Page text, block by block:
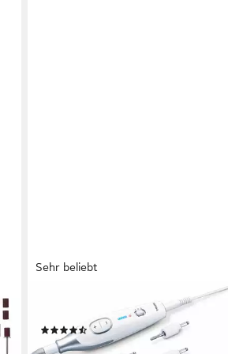
Sehr beliebt
Maniküre-Pediküre-Set MP 42
(139)
ab 34,99 € UVP62,99 €